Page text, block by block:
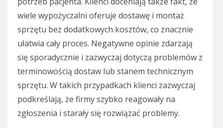
wiele wypożyczalni oferuje dostawę i montaż
sprzętu bez dodatkowych kosztów, co znacznie
ułatwia cały proces. Negatywne opinie zdarzają
się sporadycznie i zazwyczaj dotyczą problemów z
terminowością dostaw lub stanem technicznym
sprzętu. W takich przypadkach klienci zazwyczaj
podkreślają, że firmy szybko reagowały na
zgłoszenia i starały się rozwiązać problemy.